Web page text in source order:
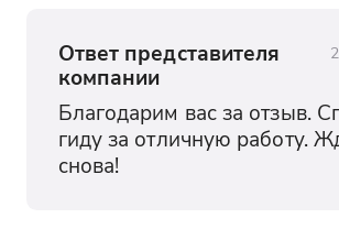
Ответ представителя
компании
Благодарим вас за отзыв.
гиду за отличную работу.
снова!